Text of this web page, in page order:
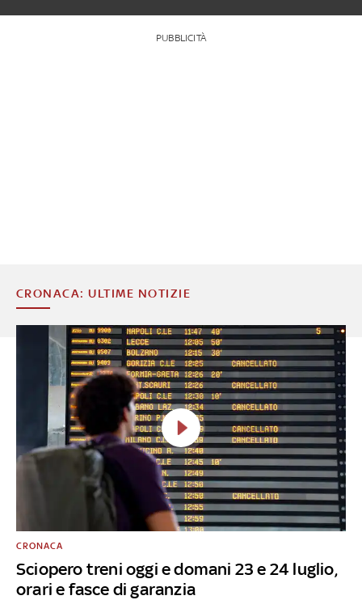
PUBBLICITÀ
CRONACA: ULTIME NOTIZIE
Sciopero treni oggi e domani 23 e 24 luglio,
orari e fasce di garanzia
CRONACA